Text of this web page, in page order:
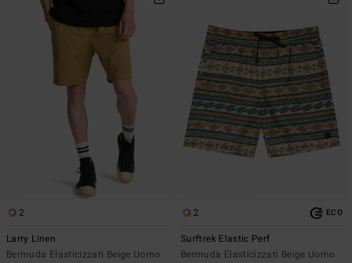
2
Larry Linen
Bermuda Elasticizzati Beige Uomo
2 ECO
Surftrek Elastic Perf
Bermuda Elasticizzati Beige Uomo